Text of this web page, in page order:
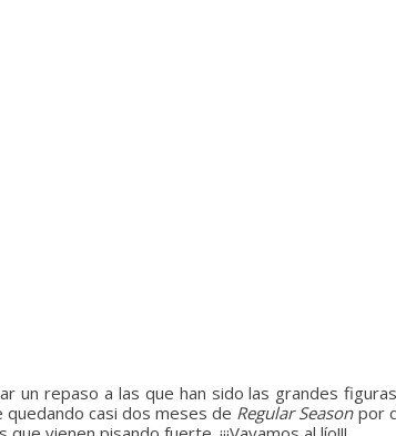
un repaso a las que han sido las grandes
casi dos meses de Regular Seasonpor